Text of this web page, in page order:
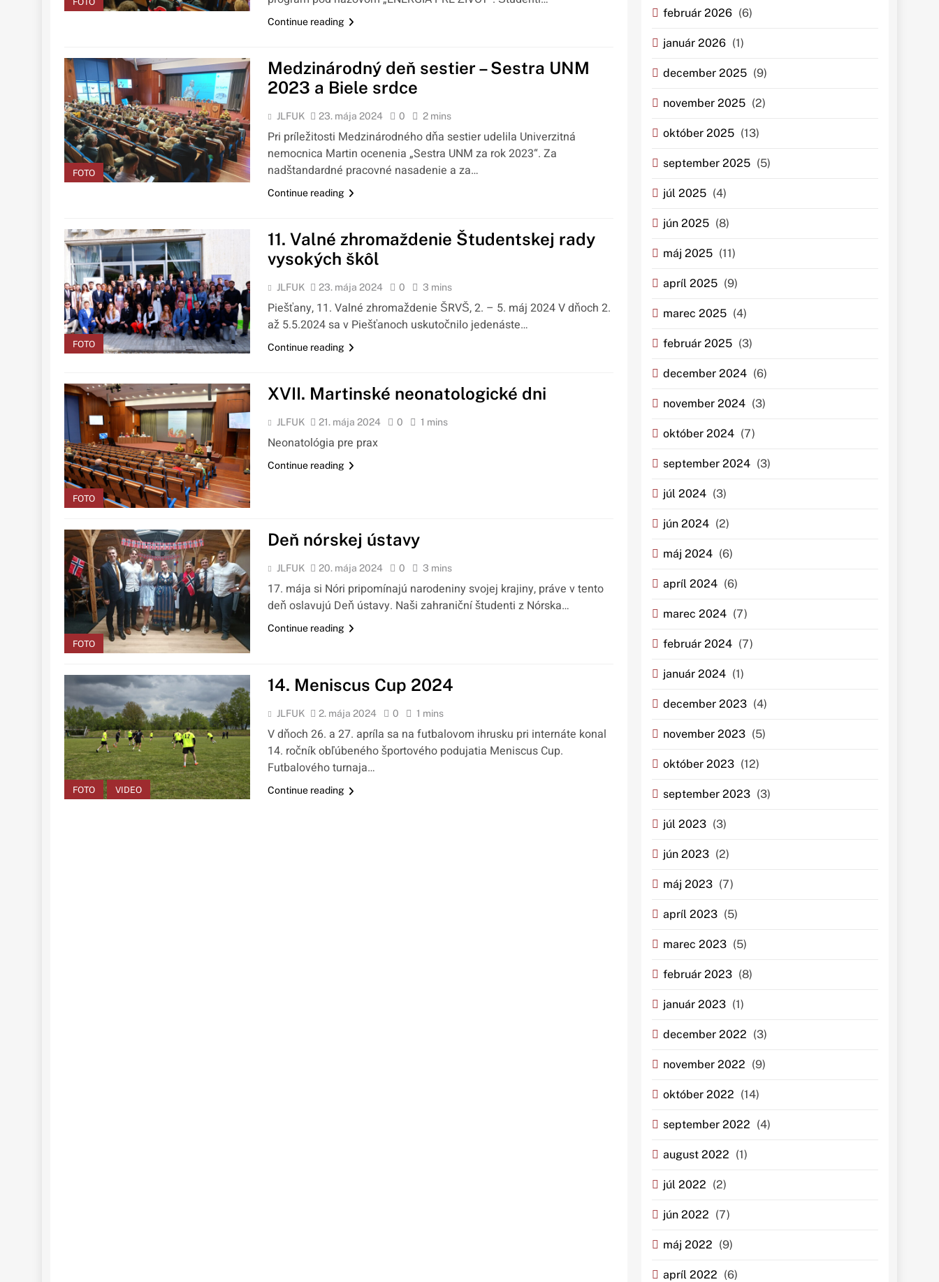
Continue reading
FOTO
Medzinárodný deň sestier – Sestra UNM
2023 a Biele srdce
JLFUK 23. mája 2024 0 2 mins
Pri príležitosti Medzinárodného dňa sestier udelila Univerzitná
nemocnica Martin ocenenia „Sestra UNM za rok 2023“. Za
nadštandardné pracovné nasadenie a za…
Continue reading
FOTO
11. Valné zhromaždenie Študentskej rady
vysokých škôl
JLFUK 23. mája 2024 0 3 mins
Piešťany, 11. Valné zhromaždenie ŠRVŠ, 2. – 5. máj 2024 V dňoch 2.
až 5.5.2024 sa v Piešťanoch uskutočnilo jedenáste…
Continue reading
FOTO
XVII. Martinské neonatologické dni
JLFUK 21. mája 2024 0 1 mins
Neonatológia pre prax
Continue reading
FOTO
Deň nórskej ústavy
JLFUK 20. mája 2024 0 3 mins
17. mája si Nóri pripomínajú narodeniny svojej krajiny, práve v tento
deň oslavujú Deň ústavy. Naši zahraniční študenti z Nórska…
Continue reading
FOTO VIDEO
14. Meniscus Cup 2024
JLFUK 2. mája 2024 0 1 mins
V dňoch 26. a 27. apríla sa na futbalovom ihrusku pri internáte konal
14. ročník obľúbeného športového podujatia Meniscus Cup.
Futbalového turnaja…
Continue reading
február 2026 (6)
január 2026 (1)
december 2025 (9)
november 2025 (2)
október 2025 (13)
september 2025 (5)
júl 2025 (4)
jún 2025 (8)
máj 2025 (11)
apríl 2025 (9)
marec 2025 (4)
február 2025 (3)
december 2024 (6)
november 2024 (3)
október 2024 (7)
september 2024 (3)
júl 2024 (3)
jún 2024 (2)
máj 2024 (6)
apríl 2024 (6)
marec 2024 (7)
február 2024 (7)
január 2024 (1)
december 2023 (4)
november 2023 (5)
október 2023 (12)
september 2023 (3)
júl 2023 (3)
jún 2023 (2)
máj 2023 (7)
apríl 2023 (5)
marec 2023 (5)
február 2023 (8)
január 2023 (1)
december 2022 (3)
november 2022 (9)
október 2022 (14)
september 2022 (4)
august 2022 (1)
júl 2022 (2)
jún 2022 (7)
máj 2022 (9)
apríl 2022 (6)